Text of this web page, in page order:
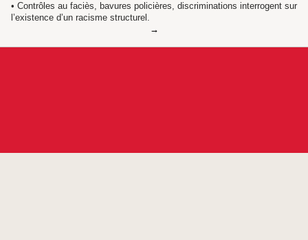
• Contrôles au faciès, bavures policières, discriminations interrogent sur
l’existence d’un racisme structurel.